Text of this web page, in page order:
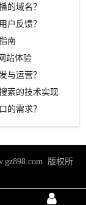
的域名？
户反馈？
南
站体验
与运营？
索的技术实现
的需求？
版权所